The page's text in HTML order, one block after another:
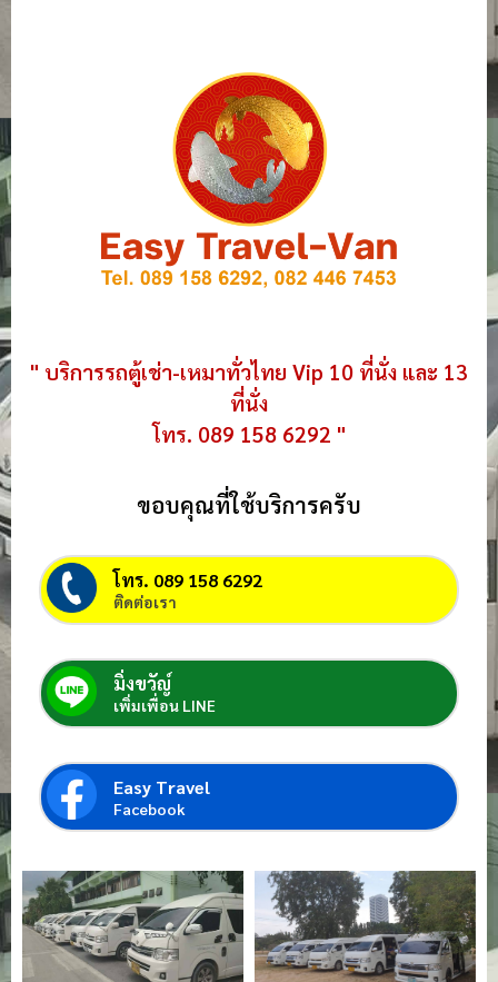
" บริการรถตู้เช่า-เหมาทั่วไทย Vip 10 ที่นั่ง และ 13
ที่นั่ง
โทร. 089 158 6292 "
ขอบคุณที่ใช้บริการครับ
โทร. 089 158 6292
ติดต่อเรา
มิ่งขวัญ์
เพิ่มเพื่อน LINE
Easy Travel
Facebook